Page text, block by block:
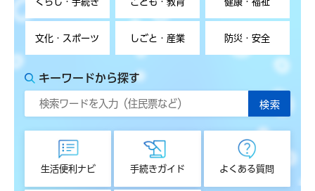
文化・スポーツ しごと・産業 防災・安全
キーワードから探す
生活便利ナビ 手続きガイド よくある質問